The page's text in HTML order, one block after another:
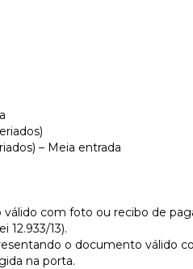
– Meia entrada
com foto ou recibo de
12.933/13).
o documento válido
na porta.